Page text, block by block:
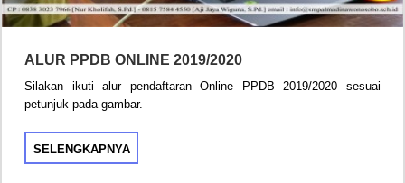
ALUR PPDB ONLINE 2019/2020
Silakan ikuti alur pendaftaran Online PPDB 2019/2020 sesuai
petunjuk pada gambar.
SELENGKAPNYA